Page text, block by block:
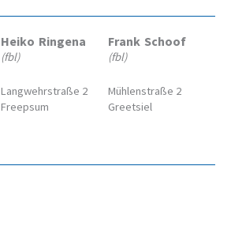
Heiko Ringena
(fbl)
Langwehrstraße 2
Freepsum
Frank Schoof
(fbl)
Mühlenstraße 2
Greetsiel